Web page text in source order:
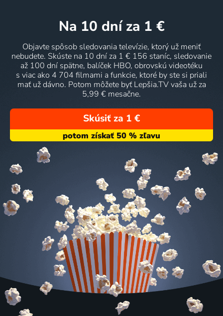
na 10 dní za 1 €
Objavte spôsob sledovania televízie, ktorý už meniť
nebudete. Skúste na 10 dní za 1 € 156 staníc, sledovanie
až 100 dní spätne, balíček HBO, obrovskú videotéku
s viac ako 4 704 filmami a funkcie, ktoré by ste si priali
mať už dávno. Potom môžete byť Lepšia.TV vaša už za
5,99 € mesačne.
Skúsiť za 1 €